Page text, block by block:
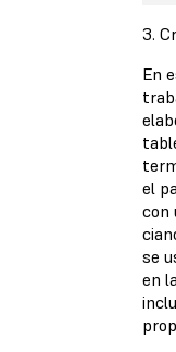
3.
En
el
con
se
en